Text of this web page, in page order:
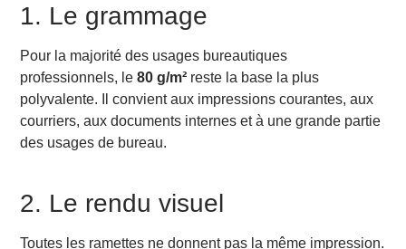
Vous imprimez peu à modérément
Vous imprimez régulièrement et vous voulez un
meilleur rendu
Vous imprimez des documents plus importants ou
plus valorisants
Vous gérez des volumes plus élevés
Vous cherchez une alternative recyclée
Notre approche chez OVOL France
FAQ
professionnel ?
1. Le grammage
Pour la majorité des usages bureautiques
professionnels, le80 g/m² reste la base la plus
polyvalente. Il convient aux impressions courantes, aux
courriers, aux documents internes et à une grande partie
des usages de bureau.
2. Le rendu visuel
Toutes les ramettes ne donnent pas la même impression.